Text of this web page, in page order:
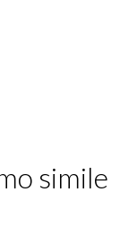
simile